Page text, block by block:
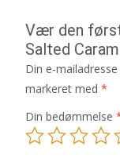
Vær den
Salted
Din e-
markeret med *
Din bedømmelse